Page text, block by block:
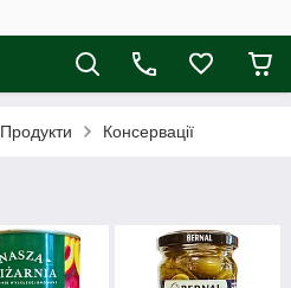
Продукти Консервації